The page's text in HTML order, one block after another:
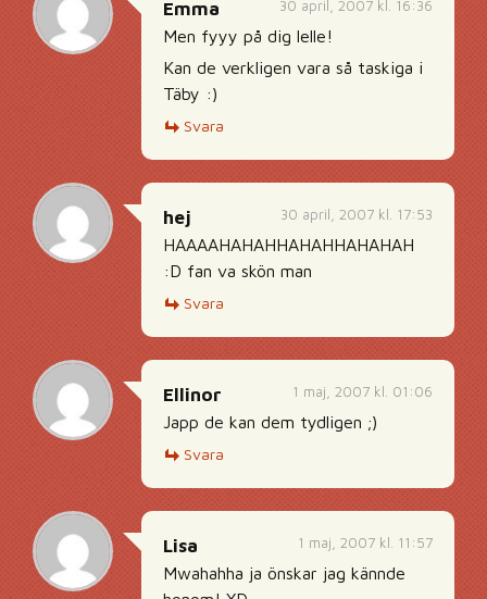
30 april, 2007 kl. 16:36
Emma
Men fyyy på dig lelle!
Kan de verkligen vara så taskiga i
Täby :)
Svara
30 april, 2007 kl. 17:53
hej
HAAAAHAHAHHAHAHHAHAHAH
:D fan va skön man
Svara
1 maj, 2007 kl. 01:06
Ellinor
Japp de kan dem tydligen ;)
Svara
1 maj, 2007 kl. 11:57
Lisa
Mwahahha ja önskar jag kännde